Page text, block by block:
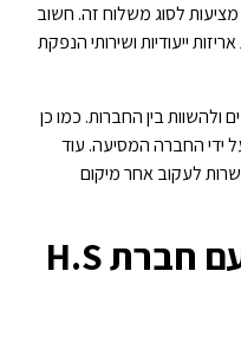
לסוג משלוח זה. חשוב
ייעודיות ושירותי הנפקת
ולהשוות בין החברות. כמו כן
ידי החברה המסיעה. עוד
לעקוב אחר מיקום
שילוח אומנות רק עם חברת H.S